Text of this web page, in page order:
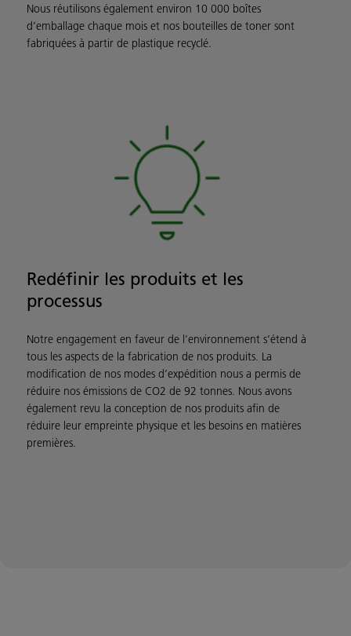
Nous réutilisons également environ 10 000 boîtes
d’emballage chaque mois et nos bouteilles de toner sont
fabriquées à partir de plastique recyclé.
Redéfinir les produits et les
processus
Notre engagement en faveur de l’environnement s’étend à
tous les aspects de la fabrication de nos produits. La
modification de nos modes d’expédition nous a permis de
réduire nos émissions de CO2 de 92 tonnes. Nous avons
également revu la conception de nos produits afin de
réduire leur empreinte physique et les besoins en matières
premières.